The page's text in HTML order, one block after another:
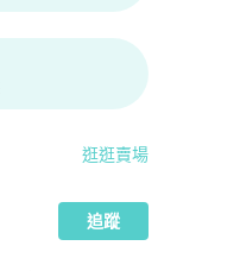
介紹
逛逛賣場
追蹤